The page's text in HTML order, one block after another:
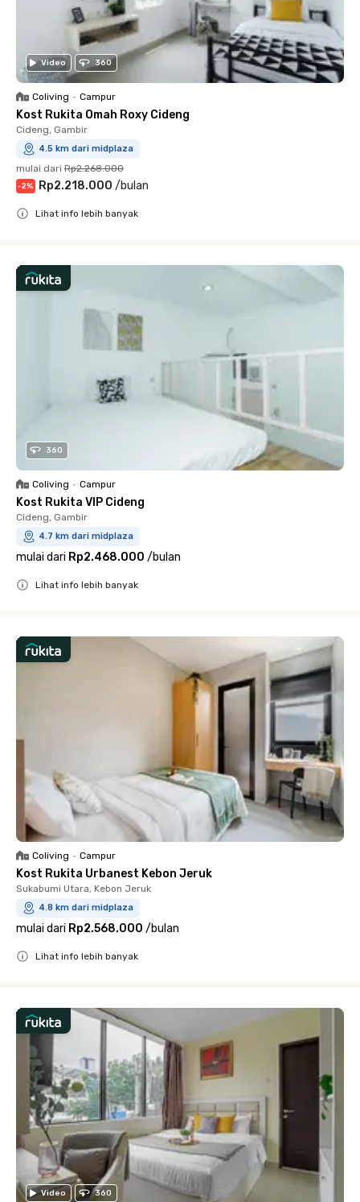
Video 360
Coliving • Campur
Kost Rukita Omah Roxy Cideng
Cideng, Gambir
4.5 km dari midplaza
mulai dari Rp2.268.000
-2% Rp2.218.000 /bulan
Lihat info lebih banyak
360
Coliving • Campur
Kost Rukita VIP Cideng
Cideng, Gambir
4.7 km dari midplaza
mulai dari Rp2.468.000 /bulan
Lihat info lebih banyak
Coliving • Campur
Kost Rukita Urbanest Kebon Jeruk
Sukabumi Utara, Kebon Jeruk
4.8 km dari midplaza
mulai dari Rp2.568.000 /bulan
Lihat info lebih banyak
Video 360